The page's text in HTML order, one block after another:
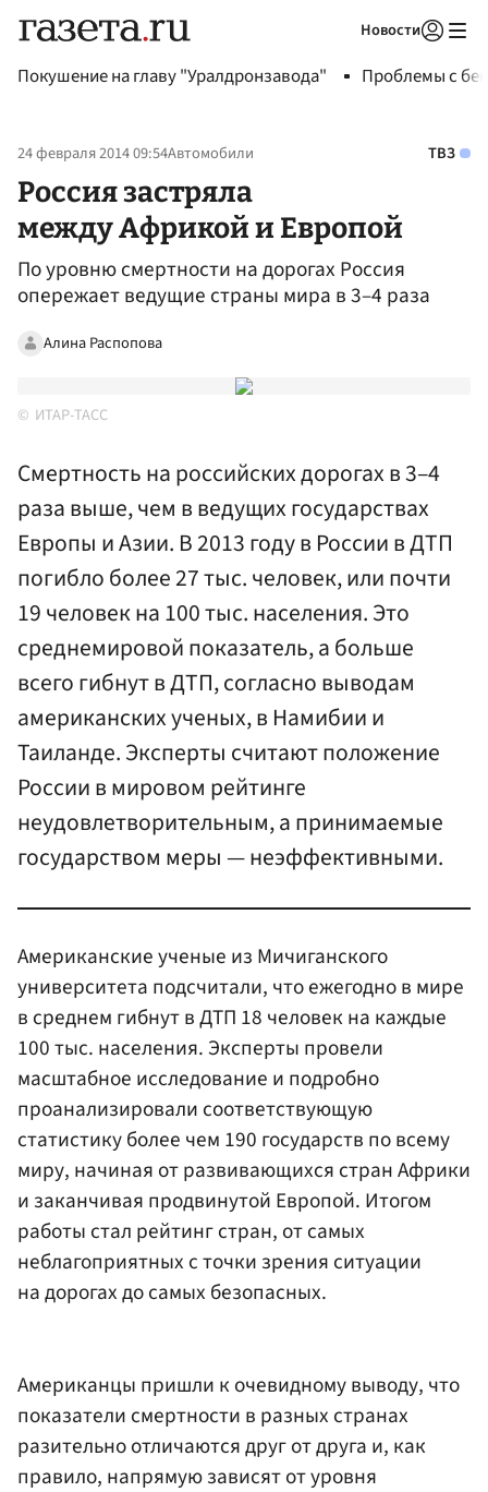
Новости
Покушение на главу "Уралдронзавода" Проблемы с
24 февраля 2014 09:54Автомобили ТВЗ
Россия застряла
между Африкой и Европой
По уровню смертности на дорогах Россия
опережает ведущие страны мира в 3–4 раза
Алина Распопова
ИТАР-ТАСС
Смертность на российских дорогах в 3–4
раза выше, чем в ведущих государствах
Европы и Азии. В 2013 году в России в ДТП
погибло более 27 тыс. человек, или почти
19 человек на 100 тыс. населения. Это
среднемировой показатель, а больше
всего гибнут в ДТП, согласно выводам
американских ученых, в Намибии и
Таиланде. Эксперты считают положение
России в мировом рейтинге
неудовлетворительным, а принимаемые
государством меры — неэффективными.
Американские ученые из Мичиганского
университета подсчитали, что ежегодно в мире
в среднем гибнут в ДТП 18 человек на каждые
100 тыс. населения. Эксперты провели
масштабное исследование и подробно
проанализировали соответствующую
статистику более чем 190 государств по всему
миру, начиная от развивающихся стран Африки
и заканчивая продвинутой Европой. Итогом
работы стал рейтинг стран, от самых
неблагоприятных с точки зрения ситуации
на дорогах до самых безопасных.
Американцы пришли к очевидному выводу, что
показатели смертности в разных странах
разительно отличаются друг от друга и, как
правило, напрямую зависят от уровня